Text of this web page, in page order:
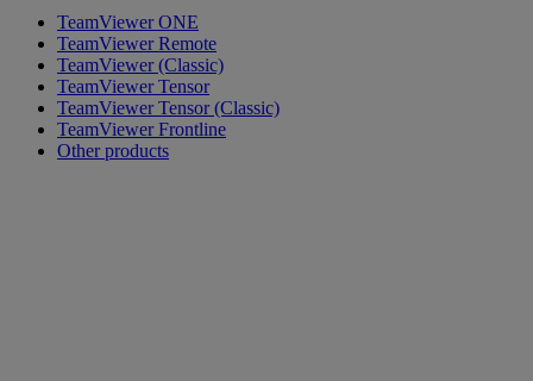
TeamViewer ONE
TeamViewer Remote
TeamViewer (Classic)
TeamViewer Tensor
TeamViewer Tensor (Classic)
TeamViewer Frontline
Other products